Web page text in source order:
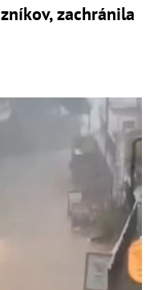
zachránila